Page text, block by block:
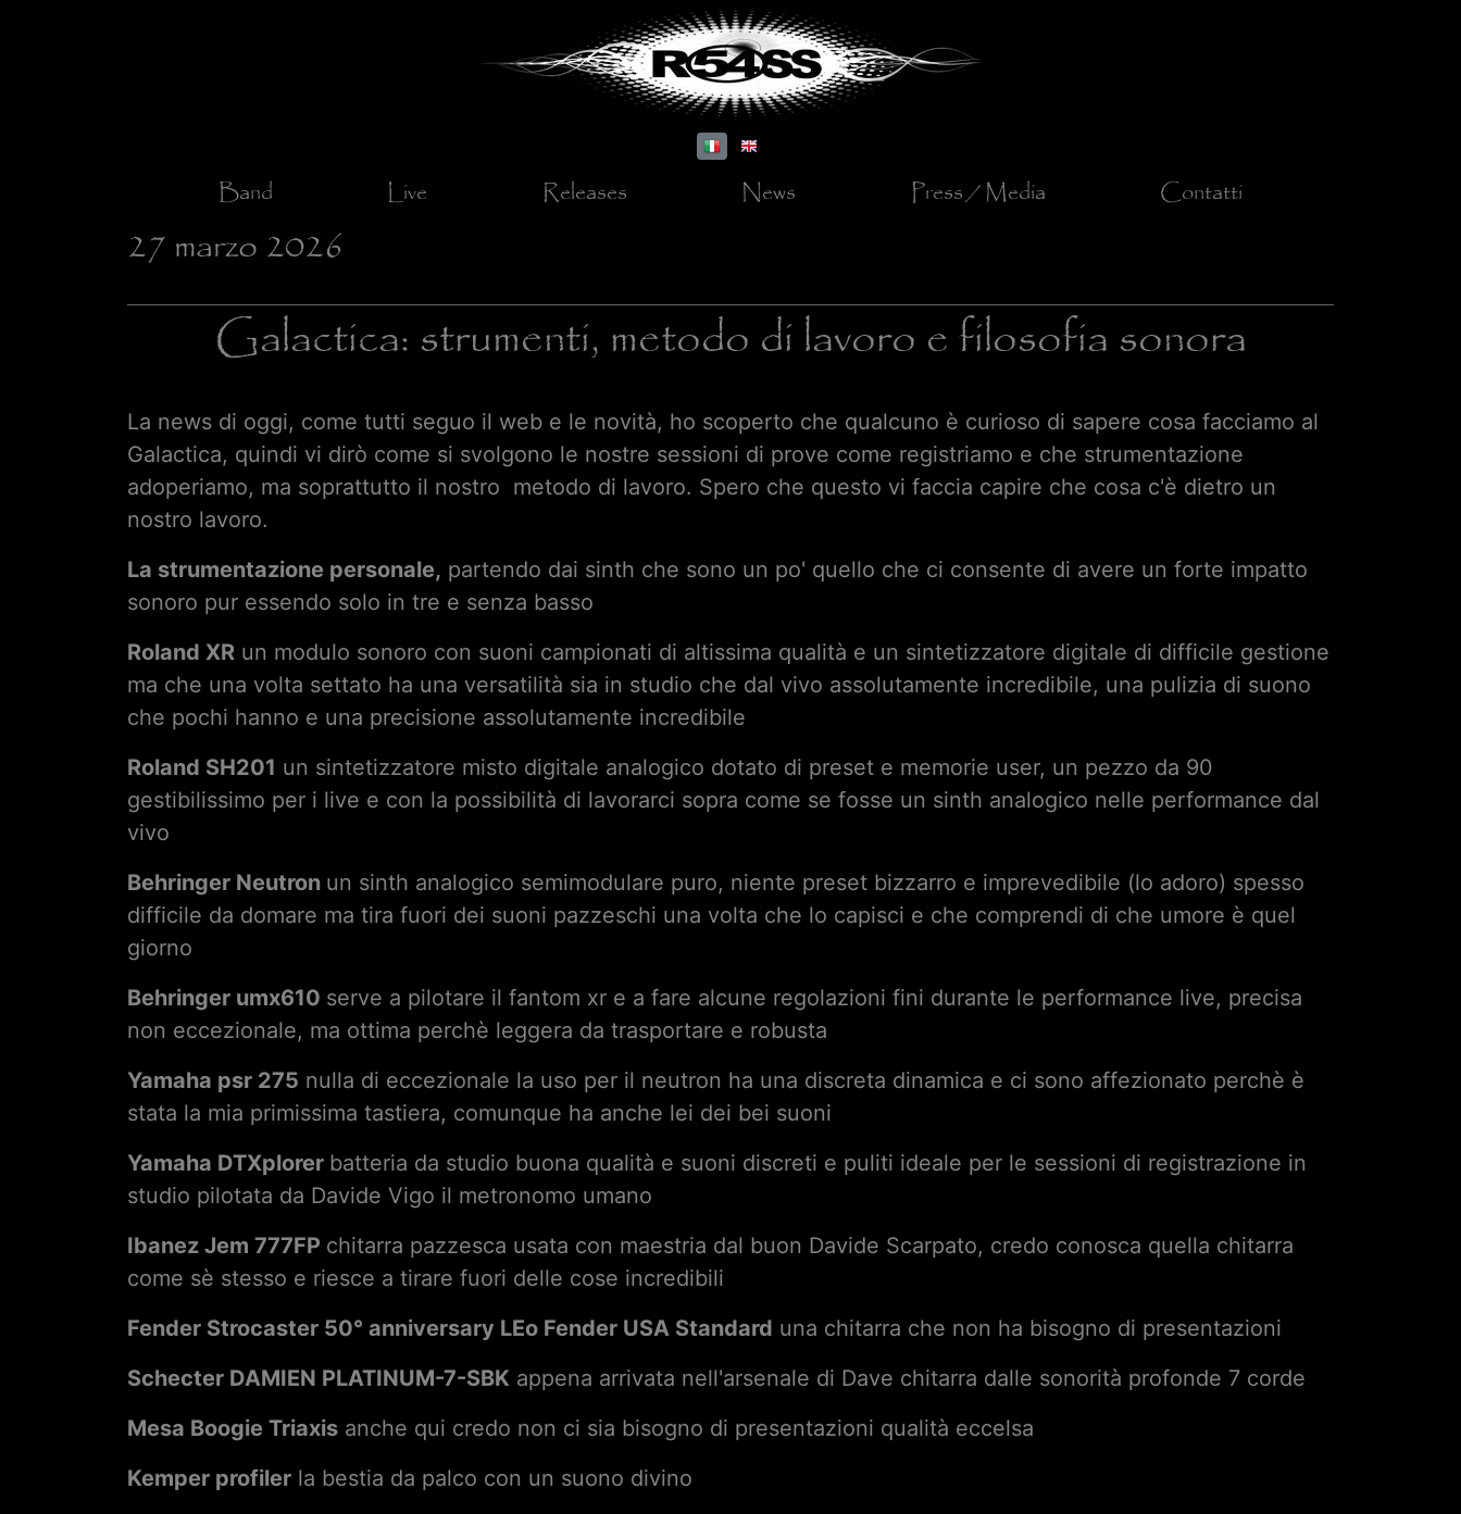
Band Live Releases News Press / Media Contatti
27 marzo 2026
Galactica: strumenti, metodo di lavoro e filosofia sonora
La news di oggi, come tutti seguo il web e le novità, ho scoperto che qualcuno è curioso di sapere cosa facciamo al
Galactica, quindi vi dirò come si svolgono le nostre sessioni di prove come registriamo e che strumentazione
adoperiamo, ma soprattutto il nostro metodo di lavoro. Spero che questo vi faccia capire che cosa c'è dietro un
nostro lavoro.
La strumentazione personale, partendo dai sinth che sono un po' quello che ci consente di avere un forte impatto
sonoro pur essendo solo in tre e senza basso
Roland XR un modulo sonoro con suoni campionati di altissima qualità e un sintetizzatore digitale di difficile gestione
ma che una volta settato ha una versatilità sia in studio che dal vivo assolutamente incredibile, una pulizia di suono
che pochi hanno e una precisione assolutamente incredibile
Roland SH201 un sintetizzatore misto digitale analogico dotato di preset e memorie user, un pezzo da 90
gestibilissimo per i live e con la possibilità di lavorarci sopra come se fosse un sinth analogico nelle performance dal
vivo
Behringer Neutron un sinth analogico semimodulare puro, niente preset bizzarro e imprevedibile (lo adoro) spesso
difficile da domare ma tira fuori dei suoni pazzeschi una volta che lo capisci e che comprendi di che umore è quel
giorno
Behringer umx610 serve a pilotare il fantom xr e a fare alcune regolazioni fini durante le performance live, precisa
non eccezionale, ma ottima perchè leggera da trasportare e robusta
Yamaha psr 275 nulla di eccezionale la uso per il neutron ha una discreta dinamica e ci sono affezionato perchè è
stata la mia primissima tastiera, comunque ha anche lei dei bei suoni
Yamaha DTXplorer batteria da studio buona qualità e suoni discreti e puliti ideale per le sessioni di registrazione in
studio pilotata da Davide Vigo il metronomo umano
Ibanez Jem 777FP chitarra pazzesca usata con maestria dal buon Davide Scarpato, credo conosca quella chitarra
come sè stesso e riesce a tirare fuori delle cose incredibili
Fender Strocaster 50° anniversary LEo Fender USA Standard una chitarra che non ha bisogno di presentazioni
Schecter DAMIEN PLATINUM-7-SBK appena arrivata nell'arsenale di Dave chitarra dalle sonorità profonde 7 corde
Mesa Boogie Triaxis anche qui credo non ci sia bisogno di presentazioni qualità eccelsa
Kemper profiler la bestia da palco con un suono divino